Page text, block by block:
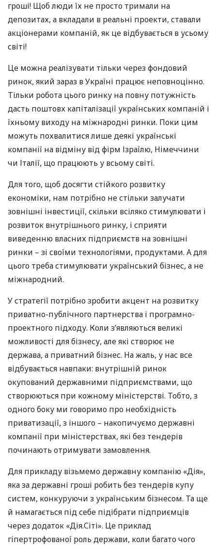
гроші! Щоб люди їх не просто тримали на
депозитах, а вкладали в реальні проекти, ставали
акціонерами компаній, як це відбувається в усьому
світі!
Це можна реалізувати тільки через фондовий
ринок, який зараз в Україні працює неповноцінно.
Тільки робота цього ринку на повну потужність
дасть поштовх капіталізації українських компаній і
їхньому виходу на міжнародні ринки. Поки цим
можуть похвалитися лише деякі українські
компанії на відміну від фірм Ізраїлю, Німеччини
чи Італії, що працюють у всьому світі.
Для того, щоб досягти стійкого розвитку
економіки, нам потрібно не стільки залучати
зовнішні інвестиції, скільки всіляко стимулювати і
розвиток внутрішнього ринку, і сприяти
виведенню власних підприємств на зовнішні
ринки – зі своїми технологіями, продуктами. А для
цього треба стимулювати український бізнес, а не
міжнародний.
У стратегії потрібно зробити акцент на розвитку
приватно-публічного партнерства і програмно-
проектного підходу. Коли з’являються великі
можливості для бізнесу, але які створює не
держава, а приватний бізнес. На жаль, у нас все
відбувається навпаки: внутрішній ринок
окупований державними підприємствами, що
створюються при кожному міністерстві. Тобто, з
одного боку ми говоримо про необхідність
приватизації, з іншого – накопичуємо державні
компанії при міністерствах, які без тендерів
починають отримувати замовлення.
Для прикладу візьмемо державну компанію «Дія»,
яка за державні гроші робить без тендерів купу
систем, конкуруючи з українським бізнесом. Та ще
й намагається під себе підібрати підприємців
через додаток «Дія.Сіті». Це приклад
гіпертрофованої роль держави, коли багато чого